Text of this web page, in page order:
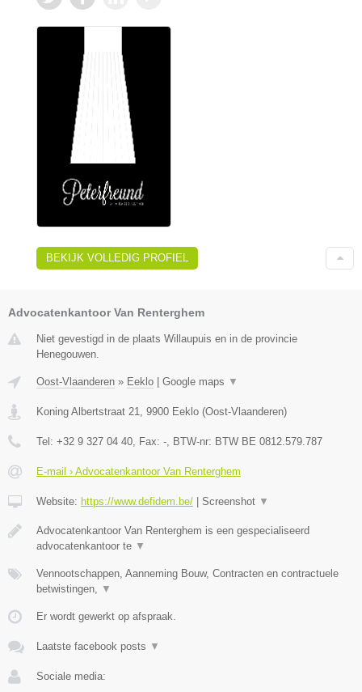
BEKIJK VOLLEDIG PROFIEL
Advocatenkantoor Van Renterghem
Niet gevestigd in de plaats Willaupuis en in de provincie
Henegouwen.
Oost-Vlaanderen » Eeklo Google maps ▼
Koning Albertstraat 21 9900 Eeklo (Oost-Vlaanderen)
Tel: +32 9 327 04 40 , Fax: - , BTW-nr: BTW BE 0812.579.787
E-mail › Advocatenkantoor Van Renterghem
Website: https://www.defidem.be/ Screenshot ▼
Advocatenkantoor Van Renterghem is een gespecialiseerd
advocatenkantoor te ▼
Vennootschappen, Aanneming Bouw, Contracten en contractuele
betwistingen,
▼
Er wordt gewerkt op afspraak.
Laatste facebook posts ▼
Sociale media: